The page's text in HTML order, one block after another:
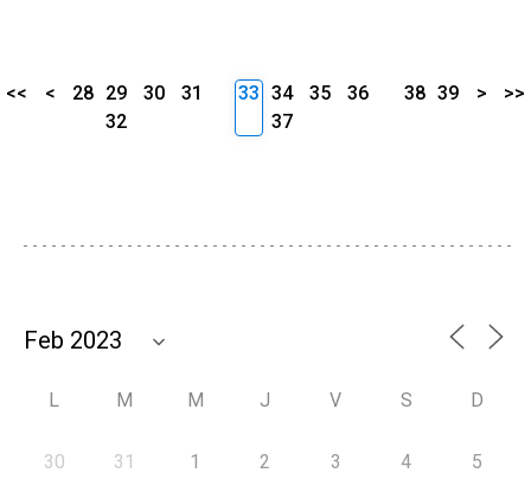
<< < 28 29 30
31
32
33 34 35
36
37
38 39 > >>
L M M J V S D
30 31 1 2 3 4 5